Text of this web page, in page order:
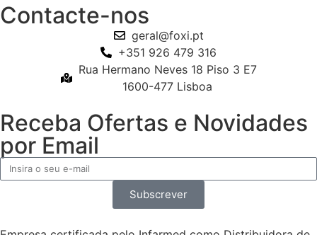
Contacte-nos
geral@foxi.pt
+351 926 479 316
Rua Hermano Neves 18 Piso 3 E7
1600-477 Lisboa
Receba Ofertas e Novidades
por Email
Subscrever